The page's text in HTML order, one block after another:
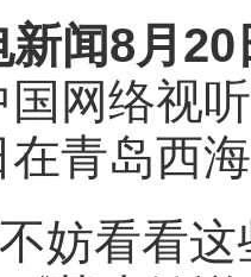
新闻8月20
网络视
在青岛西
妨看看这